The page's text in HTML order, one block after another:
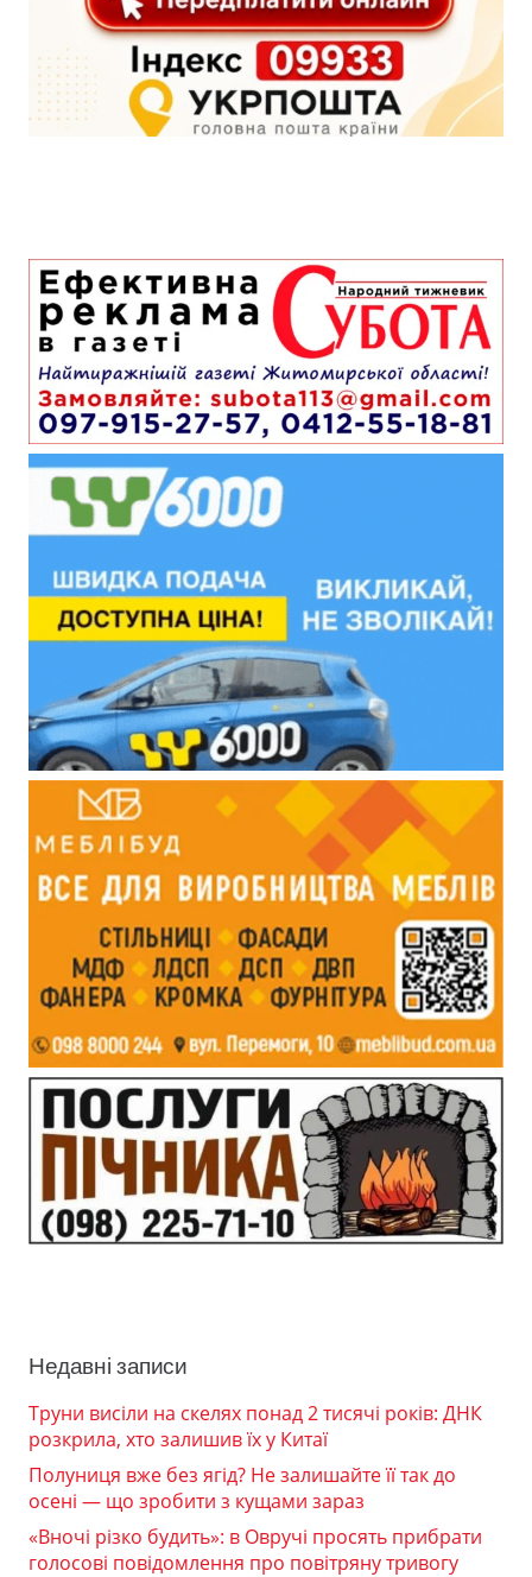
Недавні записи
Труни висіли на скелях понад 2 тисячі років: ДНК
розкрила, хто залишив їх у Китаї
Полуниця вже без ягід? Не залишайте її так до
осені — що зробити з кущами зараз
«Вночі різко будить»: в Овручі просять прибрати
голосові повідомлення про повітряну тривогу